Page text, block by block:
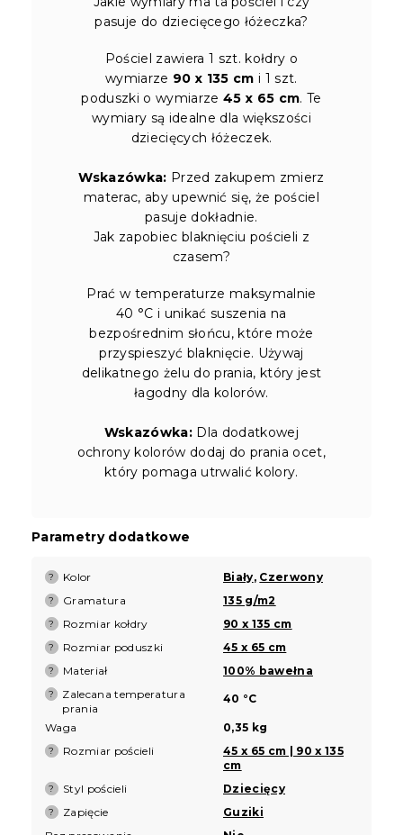
pasuje do dziecięcego łóżeczka?
Pościel zawiera 1 szt. kołdry o
wymiarze 90 x 135 cm i 1 szt.
poduszki o wymiarze 45 x 65 cm. Te
wymiary są idealne dla większości
dziecięcych łóżeczek.
Wskazówka: Przed zakupem zmierz
materac, aby upewnić się, że pościel
pasuje dokładnie.
Jak zapobiec blaknięciu pościeli z
czasem?
Prać w temperaturze maksymalnie
40 °C i unikać suszenia na
bezpośrednim słońcu, które może
przyspieszyć blaknięcie. Używaj
delikatnego żelu do prania, który jest
łagodny dla kolorów.
Wskazówka: Dla dodatkowej
ochrony kolorów dodaj do prania ocet,
który pomaga utrwalić kolory.
Parametry dodatkowe
? Kolor Biały, Czerwony
? Gramatura 135 g/m2
? Rozmiar kołdry 90 x 135 cm
? Rozmiar poduszki 45 x 65 cm
? Materiał 100% bawełna
?
Zalecana temperatura
prania
40 °C
Waga 0,35 kg
? Rozmiar pościeli
45 x 65 cm | 90 x 135
cm
? Styl pościeli Dziecięcy
? Zapięcie
Guziki